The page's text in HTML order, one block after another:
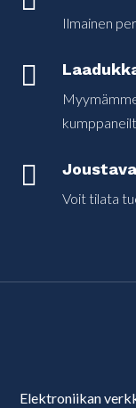
Ilmainen


Voit tilata
Elektroniikan